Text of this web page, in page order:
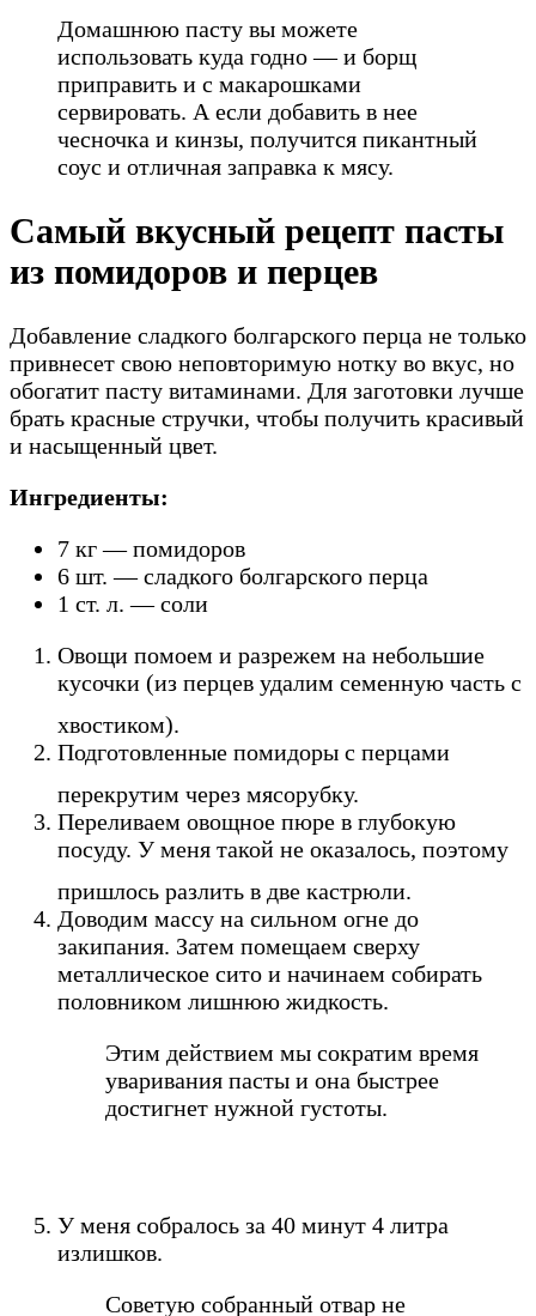
Домашнюю пасту вы можете
использовать куда годно — и борщ
приправить и с макарошками
сервировать. А если добавить в нее
чесночка и кинзы, получится пикантный
соус и отличная заправка к мясу.
Самый вкусный рецепт пасты
из помидоров и перцев
Добавление сладкого болгарского перца не только
привнесет свою неповторимую нотку во вкус, но
обогатит пасту витаминами. Для заготовки лучше
брать красные стручки, чтобы получить красивый
и насыщенный цвет.
Ингредиенты:
7 кг — помидоров
6 шт. — сладкого болгарского перца
1 ст. л. — соли
Овощи помоем и разрежем на небольшие
кусочки (из перцев удалим семенную часть с
хвостиком).
Подготовленные помидоры с перцами
перекрутим через мясорубку.
Переливаем овощное пюре в глубокую
посуду. У меня такой не оказалось, поэтому
пришлось разлить в две кастрюли.
Доводим массу на сильном огне до
закипания. Затем помещаем сверху
металлическое сито и начинаем собирать
половником лишнюю жидкость.
Этим действием мы сократим время
уваривания пасты и она быстрее
достигнет нужной густоты.
У меня собралось за 40 минут 4 литра
излишков.
Советую собранный отвар не